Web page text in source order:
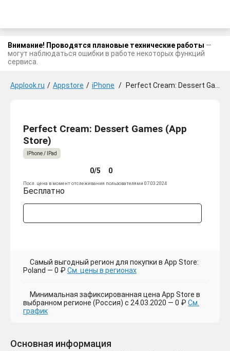
Внимание! Проводятся плановые технические работы —
могут наблюдаться ошибки в работе некоторых функций
сервиса.
Applook.ru / Appstore / iPhone / Perfect Cream: Dessert Games
Perfect Cream: Dessert Games (App
Store)
IPhone / IPad
0/5 0
Посл. цена в момент отслеживания пользователями 07.03.2024
Бесплатно
Самый выгодный регион для покупки в App Store:
Poland — 0 ₽ См. цены в регионах
Минимальная зафиксированная цена App Store в
выбранном регионе (Россия) с 24.03.2020 — 0 ₽ См.
график
Основная информация